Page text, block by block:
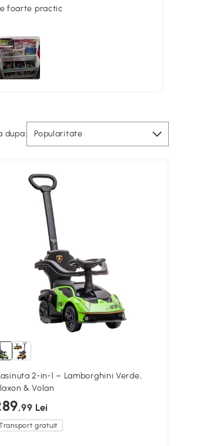
foarte practic
dupa: Popularitate
2‑in‑1 – Lamborghini Verde,
& Volan
,99 Lei
gratuit